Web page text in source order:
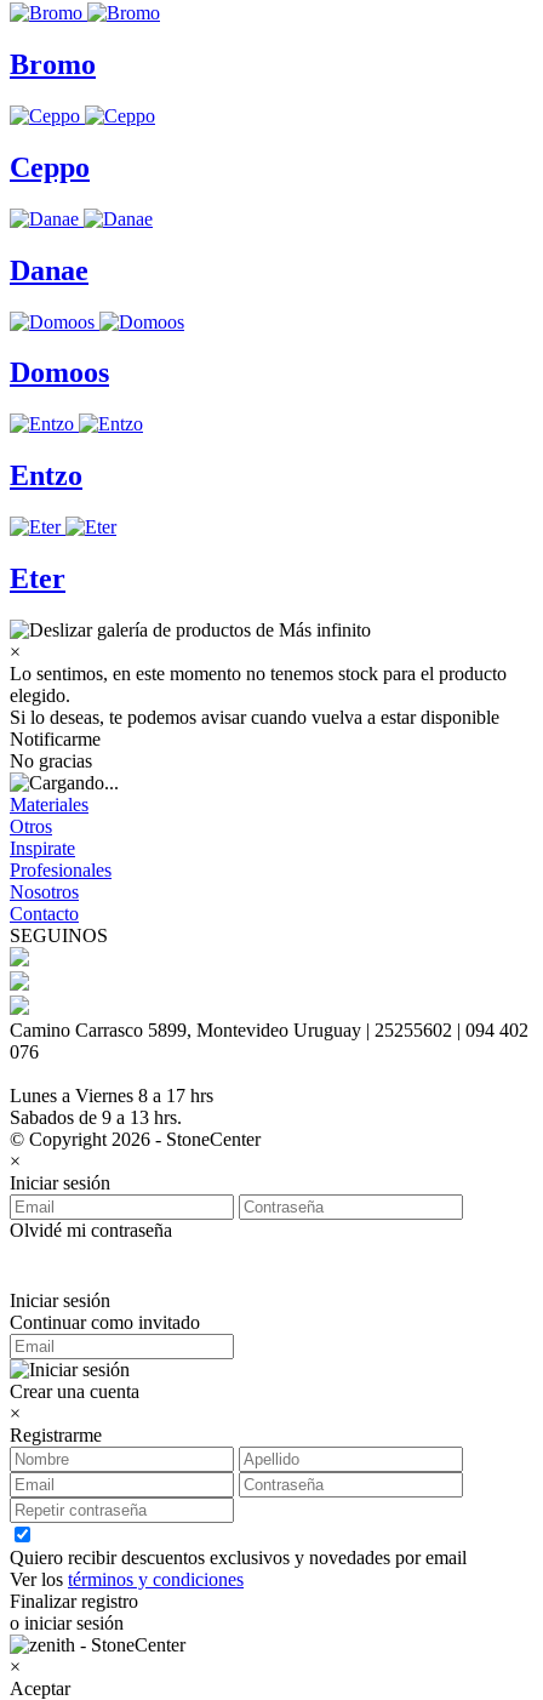
Bromo
Ceppo
Danae
Domoos
Entzo
Eter
×
Lo sentimos, en este momento no tenemos stock para el producto
elegido.
Si lo deseas, te podemos avisar cuando vuelva a estar disponible
Notificarme
No gracias
Materiales
Otros
Inspirate
Profesionales
Nosotros
Contacto
SEGUINOS
Camino Carrasco 5899, Montevideo Uruguay | 25255602 | 094 402
076
Lunes a Viernes 8 a 17 hrs
Sabados de 9 a 13 hrs.
© Copyright 2026 - StoneCenter
×
Iniciar sesión
Olvidé mi contraseña
Iniciar sesión
Continuar como invitado
Crear una cuenta
×
Registrarme
Quiero recibir descuentos exclusivos y novedades por email
Ver los términos y condiciones
Finalizar registro
o iniciar sesión
×
Aceptar